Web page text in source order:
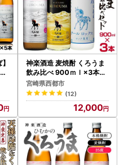
さと納税担当）
申請書を提出後、寄附した年の翌
所等（電話番号を除く）の変更があ
で
「申請事項変更届出書」 をご提
オンラインでの手続きも可能で
」はワンストップ特例申請におい
返礼品送付先」の変更はされません
用ください
神楽酒造 麦焼酎 くろうま
飲み比べ 900ｍｌ×3本セ
ット＜18-48a＞
宮崎県西都市
(12)
12,000